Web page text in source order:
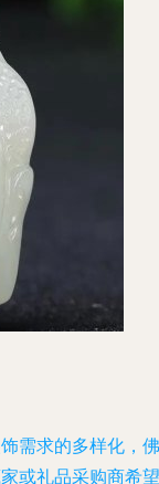
需求的多样化，佛
或礼品采购商希望